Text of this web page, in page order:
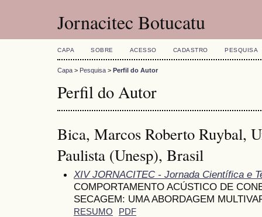
Jornacitec Botucatu
CAPA SOBRE ACESSO CADASTRO PESQUISA
Capa > Pesquisa > Perfil do Autor
Perfil do Autor
Bica, Marcos Roberto Ruybal,
Paulista (Unesp), Brasil
XIV JORNACITEC - Jornada Científica e
COMPORTAMENTO ACÚSTICO DE
SECAGEM: UMA ABORDAGEM
RESUMO PDF